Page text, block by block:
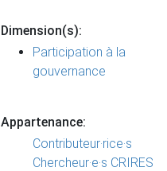
Dimension(s):
Participation à la
gouvernance
Appartenance:
Contributeur·rice·s
Chercheur·e·s CRIRES